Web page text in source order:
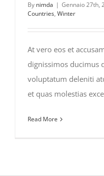
By nimda | Gennaio 27th,
Countries, Winter
At vero eos et
dignissimos ducimus
voluptatum deleniti
et quas molestias
Read More